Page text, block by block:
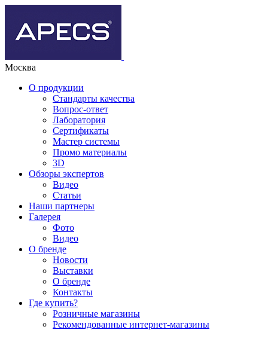
Москва
О продукции
Стандарты качества
Вопрос-ответ
Лаборатория
Сертификаты
Мастер системы
Промо материалы
3D
Обзоры экспертов
Видео
Статьи
Наши партнеры
Галерея
Фото
Видео
О бренде
Новости
Выставки
О бренде
Контакты
Где купить?
Розничные магазины
Рекомендованные интернет-магазины